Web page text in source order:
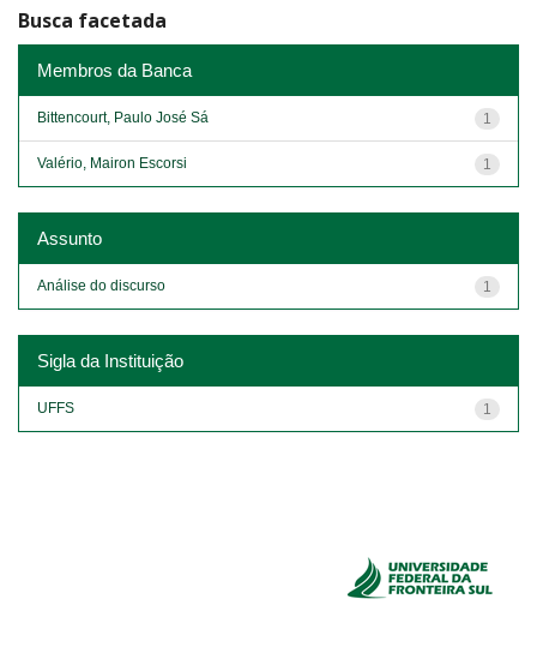
Busca facetada
Membros da Banca
1
Bittencourt, Paulo José Sá
1
Valério, Mairon Escorsi
Assunto
1
Análise do discurso
Sigla da Instituição
1
UFFS